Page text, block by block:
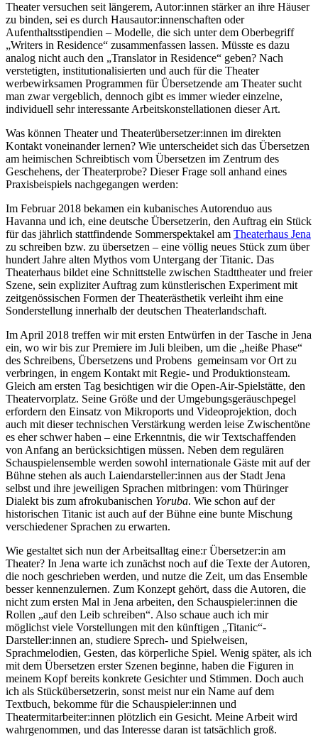
Theater versuchen seit längerem, Autor:innen stärker an ihre Häuser
zu binden, sei es durch Hausautor:innenschaften oder
Aufenthaltsstipendien – Modelle, die sich unter dem Oberbegriff
„Writers in Residence“ zusammenfassen lassen. Müsste es dazu
analog nicht auch den „Translator in Residence“ geben? Nach
verstetigten, institutionalisierten und auch für die Theater
werbewirksamen Programmen für Übersetzende am Theater sucht
man zwar vergeblich, dennoch gibt es immer wieder einzelne,
individuell sehr interessante Arbeitskonstellationen dieser Art.
Was können Theater und Theaterübersetzer:innen im direkten
Kontakt voneinander lernen? Wie unterscheidet sich das Übersetzen
am heimischen Schreibtisch vom Übersetzen im Zentrum des
Geschehens, der Theaterprobe? Dieser Frage soll anhand eines
Praxisbeispiels nachgegangen werden:
Im Februar 2018 bekamen ein kubanisches Autorenduo aus
Havanna und ich, eine deutsche Übersetzerin, den Auftrag ein Stück
für das jährlich stattfindende Sommerspektakel am Theaterhaus Jena
zu schreiben bzw. zu übersetzen – eine völlig neues Stück zum über
hundert Jahre alten Mythos vom Untergang der Titanic. Das
Theaterhaus bildet eine Schnittstelle zwischen Stadttheater und freier
Szene, sein expliziter Auftrag zum künstlerischen Experiment mit
zeitgenössischen Formen der Theaterästhetik verleiht ihm eine
Sonderstellung innerhalb der deutschen Theaterlandschaft.
Im April 2018 treffen wir mit ersten Entwürfen in der Tasche in Jena
ein, wo wir bis zur Premiere im Juli bleiben, um die „heiße Phase“
des Schreibens, Übersetzens und Probens gemeinsam vor Ort zu
verbringen, in engem Kontakt mit Regie- und Produktionsteam.
Gleich am ersten Tag besichtigen wir die Open-Air-Spielstätte, den
Theatervorplatz. Seine Größe und der Umgebungsgeräuschpegel
erfordern den Einsatz von Mikroports und Videoprojektion, doch
auch mit dieser technischen Verstärkung werden leise Zwischentöne
es eher schwer haben – eine Erkenntnis, die wir Textschaffenden
von Anfang an berücksichtigen müssen. Neben dem regulären
Schauspielensemble werden sowohl internationale Gäste mit auf der
Bühne stehen als auch Laiendarsteller:innen aus der Stadt Jena
selbst und ihre jeweiligen Sprachen mitbringen: vom Thüringer
Dialekt bis zum afrokubanischen Yoruba. Wie schon auf der
historischen Titanic ist auch auf der Bühne eine bunte Mischung
verschiedener Sprachen zu erwarten.
Wie gestaltet sich nun der Arbeitsalltag eine:r Übersetzer:in am
Theater? In Jena warte ich zunächst noch auf die Texte der Autoren,
die noch geschrieben werden, und nutze die Zeit, um das Ensemble
besser kennenzulernen. Zum Konzept gehört, dass die Autoren, die
nicht zum ersten Mal in Jena arbeiten, den Schauspieler:innen die
Rollen „auf den Leib schreiben“. Also schaue auch ich mir
möglichst viele Vorstellungen mit den künftigen „Titanic“-
Darsteller:innen an, studiere Sprech- und Spielweisen,
Sprachmelodien, Gesten, das körperliche Spiel. Wenig später, als ich
mit dem Übersetzen erster Szenen beginne, haben die Figuren in
meinem Kopf bereits konkrete Gesichter und Stimmen. Doch auch
ich als Stückübersetzerin, sonst meist nur ein Name auf dem
Textbuch, bekomme für die Schauspieler:innen und
Theatermitarbeiter:innen plötzlich ein Gesicht. Meine Arbeit wird
wahrgenommen, und das Interesse daran ist tatsächlich groß.